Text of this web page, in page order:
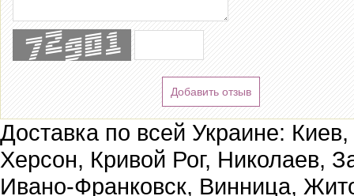
Добавить отзыв
Доставка по всей Украине:
Херсон, Кривой Рог, Николаев,
Ивано-Франковск, Винница,